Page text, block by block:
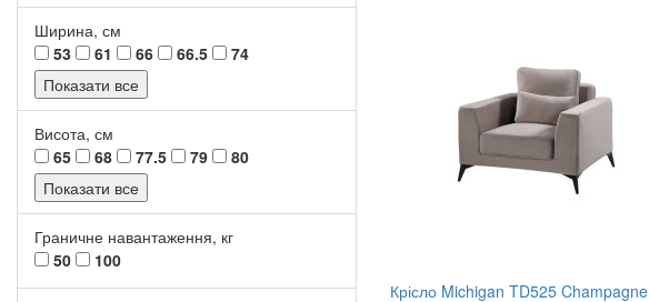
Ширина, см
53
61 66 66.5
74
Показати все
Висота, см
65
68 77.5 79
80
Показати все
Граничне навантаження, кг
50
100
Крісло Michigan TD525 Champagne